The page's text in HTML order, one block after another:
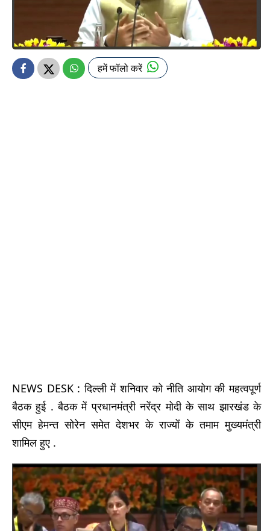
हमें फॉलो करें
NEWS DESK : दिल्ली में शनिवार को नीति आयोग की महत्वपूर्ण
बैठक हुई . बैठक में प्रधानमंत्री नरेंद्र मोदी के साथ झारखंड के
सीएम हेमन्त सोरेन समेत देशभर के राज्यों के तमाम मुख्यमंत्री
शामिल हुए .